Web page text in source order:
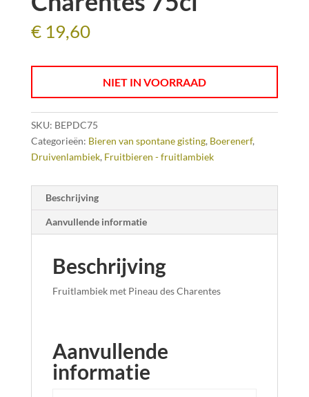
€19,60
NIET IN VOORRAAD
SKU: BEPDC75
Categorieën: Bieren van spontane gisting, Boerenerf,
Druivenlambiek, Fruitbieren - fruitlambiek
Beschrijving
Aanvullende informatie
Beschrijving
Fruitlambiek met Pineau des Charentes
Aanvullende
informatie